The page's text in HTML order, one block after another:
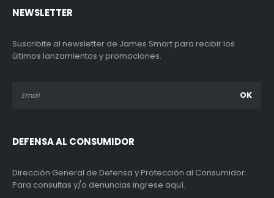
NEWSLETTER
Suscribite al newsletter de James Smart para recibir los
últimos lanzamientos y promociones.
DEFENSA AL CONSUMIDOR
Dirección General de Defensa y Protección al Consumidor:
Para consultas y/o denuncias ingrese aquí.